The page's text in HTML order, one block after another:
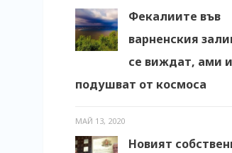
Фекалиите във
варненския
се виждат, ами
подушват от космоса
МАЙ 13, 2020
Новият